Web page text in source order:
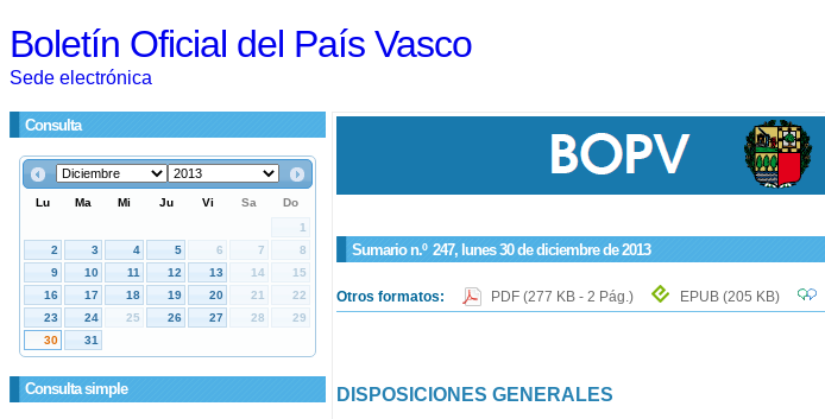
Boletín Oficial del País Vasco
Sede electrónica
Consulta
Consulta simple
Sumario n.º 247, lunes 30 de diciembre de 2013
Otros formatos: PDF (277 KB - 2 Pág.) EPUB (205 KB)
DISPOSICIONES GENERALES